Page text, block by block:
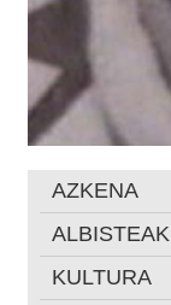
AZKENA
ALBISTEAK
KULTURA